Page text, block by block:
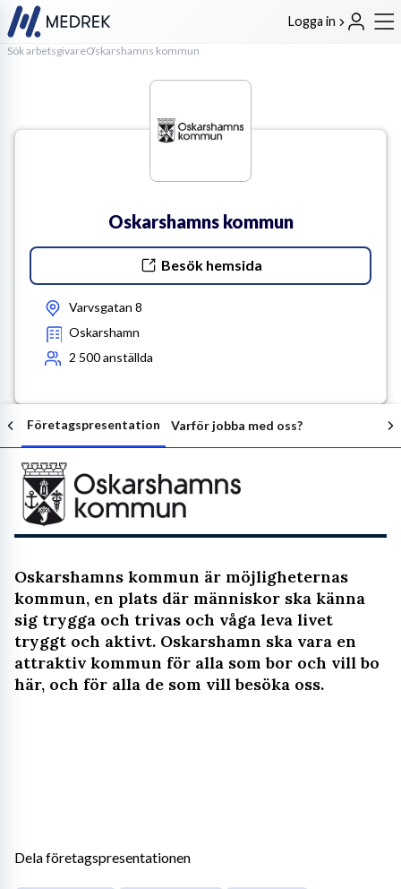
Logga in
Sök arbetsgivareOskarshamns kommun
Oskarshamns kommun
Besök hemsida
Varvsgatan 8
Oskarshamn
2 500anställda
Företagspresentation Varför jobba med oss?
Oskarshamns kommun är möjligheternas
kommun, en plats där människor ska känna
sig trygga och trivas och våga leva livet
tryggt och aktivt. Oskarshamn ska vara en
attraktiv kommun för alla som bor och vill bo
här, och för alla de som vill besöka oss.
Dela företagspresentationen